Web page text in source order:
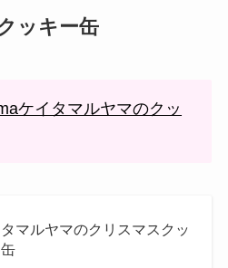
ッキー缶
ケイタマルヤマのクッ
マルヤマのクリスマスクッ